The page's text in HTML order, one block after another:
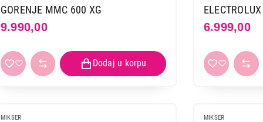
GORENJE MMC 600 XG
9.990,00 6.999,00
MIKSER MIKSER